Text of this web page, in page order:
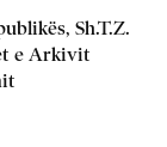
Sh.T.Z.
e Arkivit